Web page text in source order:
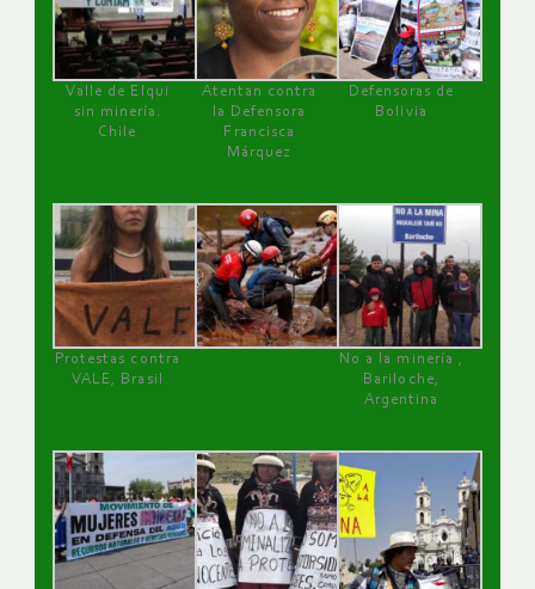
Valle de Elqui
sin minería.
Chile
Atentan contra
la Defensora
Francisca
Márquez
Defensoras de
Bolivia
Protestas contra
VALE, Brasil
No a la minería ,
Bariloche,
Argentina